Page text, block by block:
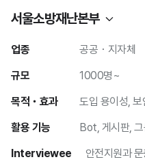
서울소방재난본부
업종
공공・지자체
규모
1000명~
목적・효과
도입 용이성 보
활용 기능
Bot 게시판
Interviewee
안전지원과